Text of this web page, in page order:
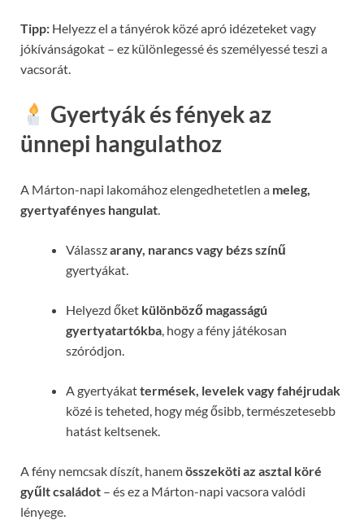
Tipp: Helyezz el a tányérok közé apró idézeteket vagy
jókívánságokat – ez különlegessé és személyessé teszi a
vacsorát.
Gyertyák és fények az
ünnepi hangulathoz
A Márton-napi lakomához elengedhetetlen a meleg,
gyertyafényes hangulat
Válasszarany, narancs vagy bézs színű
gyertyákat.
Helyezd őket különböző magasságú
gyertyatartókba , hogy a fény játékosan
szóródjon.
A gyertyákattermések, levelek vagy fahéjrudak
közé is teheted, hogy még ősibb, természetesebb
hatást keltsenek.
A fény nemcsak díszít, hanemösszeköti az asztal köré
gyűlt családot – és ez a Márton-napi vacsora valódi
lényege.